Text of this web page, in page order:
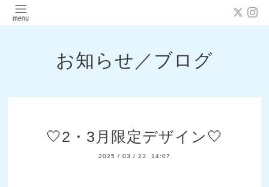
お知らせ／ブログ
🤍2・3月限定デザイン🤍
2025 / 03 / 23 14:07